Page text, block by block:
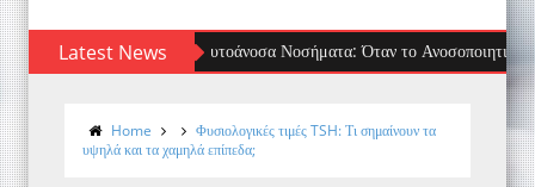
Latest News Τσίμπημα μέδουσας: πρώτες βοήθειες, τι να
Home
Φυσιολογικές τιμές TSH: Τι σημαίνουν τα
υψηλά και τα χαμηλά επίπεδα;